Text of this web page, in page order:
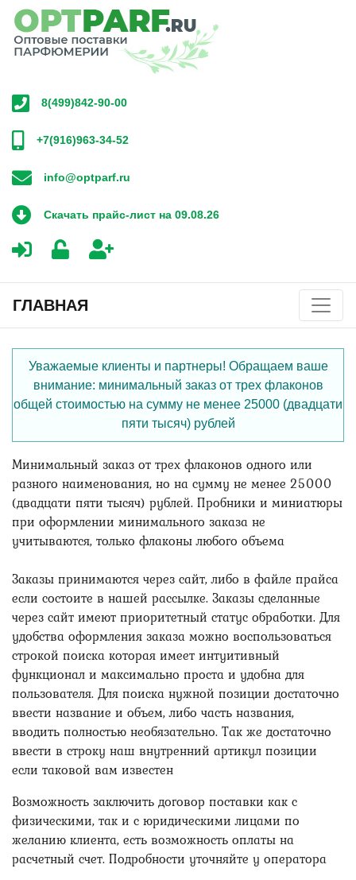
8(499)842-90-00
+7(916)963-34-52
info@optparf.ru
Скачать прайс-лист на 09.08.26
ГЛАВНАЯ
Уважаемые клиенты и партнеры! Обращаем ваше
внимание: минимальный заказ от трех флаконов
общей стоимостью на сумму не менее 25000 (двадцати
пяти тысяч) рублей
Минимальный заказ от трех флаконов одного или
разного наименования, но на сумму не менее 25000
(двадцати пяти тысяч) рублей. Пробники и миниатюры
при оформлении минимального заказа не
учитываются, только флаконы любого объема
Заказы принимаются через сайт, либо в файле прайса
если состоите в нашей рассылке. Заказы сделанные
через сайт имеют приоритетный статус обработки. Для
удобства оформления заказа можно воспользоваться
строкой поиска которая имеет интуитивный
функционал и максимально проста и удобна для
пользователя. Для поиска нужной позиции достаточно
ввести название и объем, либо часть названия,
вводить полностью необязательно. Так же достаточно
ввести в строку наш внутренний артикул позиции
если таковой вам известен
Возможность заключить договор поставки как с
физическими, так и с юридическими лицами по
желанию клиента, есть возможность оплаты на
расчетный счет. Подробности уточняйте у оператора